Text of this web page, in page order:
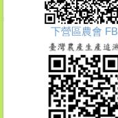
下營區農會 FB